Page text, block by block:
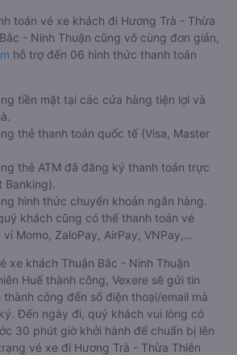
toán vé xe khách đi Hương Trà - Thừa
- Ninh Thuận cũng vô cùng đơn giản,
hỗ trợ đến 06 hình thức thanh toán
tiền mặt tại các cửa hàng tiện lợi và
thẻ thanh toán quốc tế (Visa, Master
thẻ ATM đã đăng ký thanh toán trực
Banking).
hình thức chuyển khoản ngân hàng.
khách cũng có thể thanh toán vé
Momo, ZaloPay, AirPay, VNPay,…
xe khách Thuận Bắc - Ninh Thuận
Huế thành công, Vexere sẽ gửi tin
thành công đến số điện thoại/email mà
Đến ngày đi, quý khách vui lòng có
30 phút giờ khởi hành để chuẩn bị lên
vé xe đi Hương Trà - Thừa Thiên